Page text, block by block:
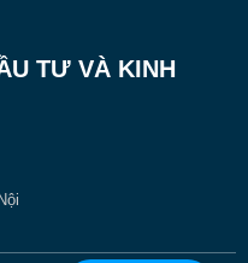
TƯ VÀ KINH